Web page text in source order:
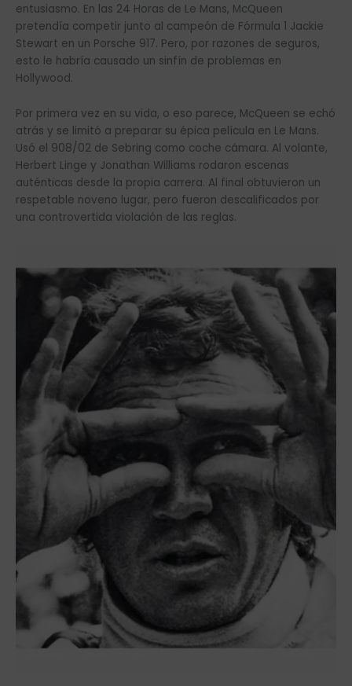
entusiasmo. En las 24 Horas de Le Mans, McQueen
pretendía competir junto al campeón de Fórmula 1 Jackie
Stewart en un Porsche 917. Pero, por razones de seguros,
esto le habría causado un sinfín de problemas en
Hollywood.
Por primera vez en su vida, o eso parece, McQueen se echó
atrás y se limitó a preparar su épica película en Le Mans.
Usó el 908/02 de Sebring como coche cámara. Al volante,
Herbert Linge y Jonathan Williams rodaron escenas
auténticas desde la propia carrera. Al final obtuvieron un
respetable noveno lugar, pero fueron descalificados por
una controvertida violación de las reglas.